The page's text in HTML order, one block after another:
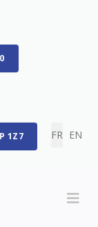
1Z7 FR EN